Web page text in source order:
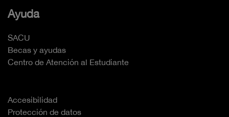
Ayuda
SACU
Becas y ayudas
Centro de Atención al Estudiante
Accesibilidad
Protección de datos